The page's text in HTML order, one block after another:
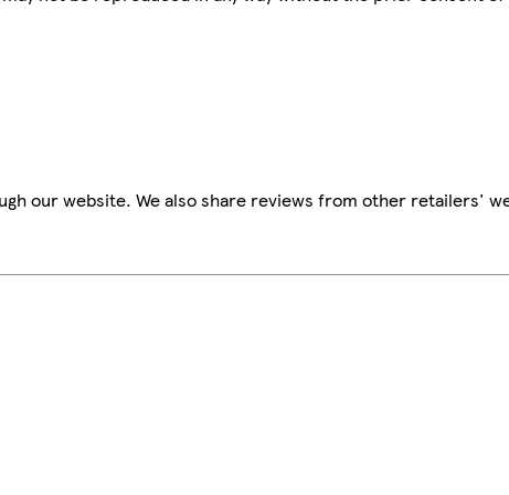
our website. We also share reviews from other retailers'